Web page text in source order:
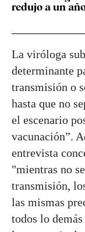
redujo a un
La viróloga
determinante
transmisión o
hasta que no
el escenario
vacunación”.
entrevista
"mientras no
transmisión,
las mismas
todos lo